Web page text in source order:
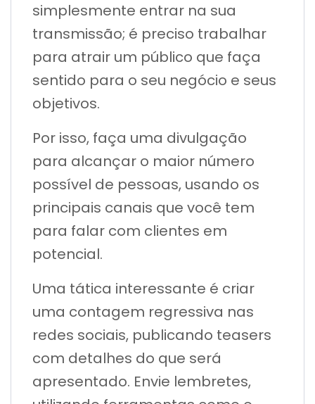
simplesmente entrar na sua
transmissão; é preciso trabalhar
para atrair um público que faça
sentido para o seu negócio e seus
objetivos.
Por isso, faça uma divulgação
para alcançar o maior número
possível de pessoas, usando os
principais canais que você tem
para falar com clientes em
potencial.
Uma tática interessante é criar
uma contagem regressiva nas
redes sociais, publicando teasers
com detalhes do que será
apresentado. Envie lembretes,